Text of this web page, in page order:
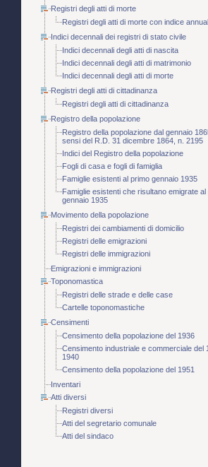
Registri degli atti di morte
Registri degli atti di morte con indice
Indici decennali dei registri di stato civile
Indici decennali degli atti di nascita
Indici decennali degli atti di matrimonio
Indici decennali degli atti di morte
Registri degli atti di cittadinanza
Registri degli atti di cittadinanza
Registro della popolazione
Registro della popolazione dal gennaio
sensi del R.D. 31 dicembre 1864, n. 2195
Indici del Registro della popolazione
Fogli di casa e fogli di famiglia
Famiglie esistenti al primo gennaio 1935
Famiglie esistenti che risultano emigrate al
gennaio 1935
Movimento della popolazione
Registri dei cambiamenti di domicilio
Registri delle emigrazioni
Registri delle immigrazioni
Emigrazioni e immigrazioni
Toponomastica
Registri delle strade e delle case
Cartelle toponomastiche
Censimenti
Censimento della popolazione del 1936
Censimento industriale e commerciale del
1940
Censimento della popolazione del 1951
Inventari
Atti diversi
Registri diversi
Atti del segretario comunale
Atti del sindaco